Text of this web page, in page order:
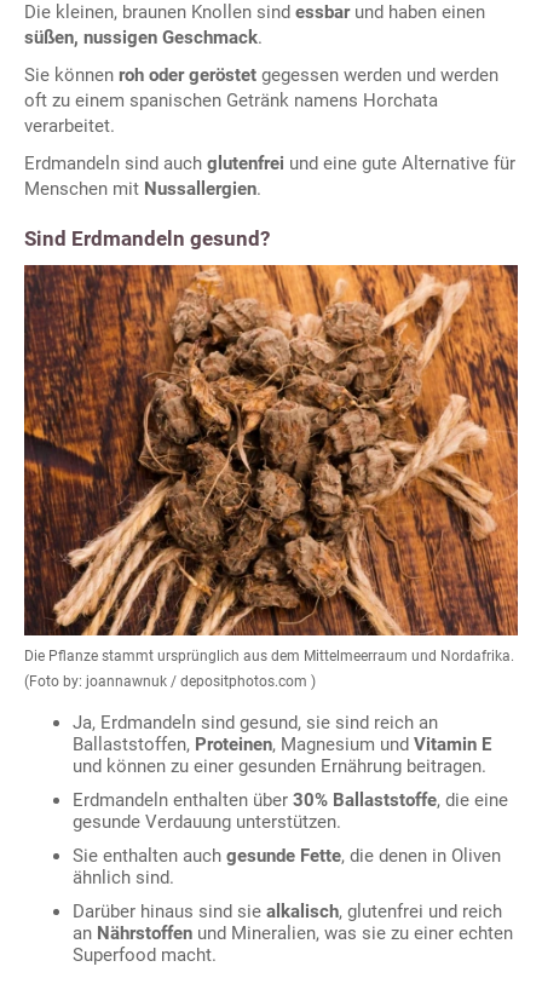
Die kleinen, braunen Knollen sind essbar und haben einen
süßen, nussigen Geschmack.
Sie können roh oder geröstet gegessen werden und werden
oft zu einem spanischen Getränk namens Horchata
verarbeitet.
Erdmandeln sind auch glutenfrei und eine gute Alternative für
Menschen mit Nussallergien.
Sind Erdmandeln gesund?
Die Pflanze stammt ursprünglich aus dem Mittelmeerraum und Nordafrika.
(Foto by: joannawnuk / depositphotos.com )
Ja, Erdmandeln sind gesund, sie sind reich an
Ballaststoffen, Proteinen, Magnesium und Vitamin E
und können zu einer gesunden Ernährung beitragen.
Erdmandeln enthalten über 30% Ballaststoffe, die eine
gesunde Verdauung unterstützen.
Sie enthalten auch gesunde Fette, die denen in Oliven
ähnlich sind.
Darüber hinaus sind sie alkalisch, glutenfrei und reich
an Nährstoffen und Mineralien, was sie zu einer echten
Superfood macht.